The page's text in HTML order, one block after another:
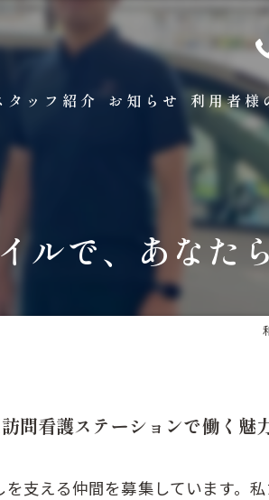
タッフ紹介 お知らせ
看護について
医療保険
ターミナルケア
リハビリセミナーについ
利用者様
ルで、あなた
問看護ステーションで働く魅
支える仲間を募集しています。